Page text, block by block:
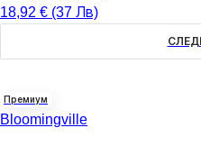
18,92 € (37 Лв)
Премиум
Bloomingville